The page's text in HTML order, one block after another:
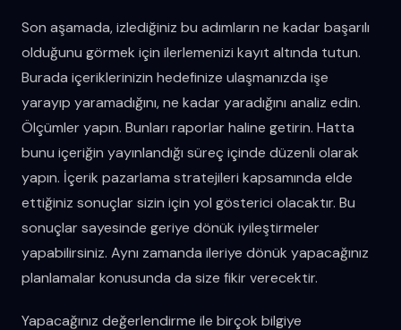
Son aşamada, izlediğiniz bu adımların ne kadar başarılı
olduğunu görmek için ilerlemenizi kayıt altında tutun.
Burada içeriklerinizin hedefinize ulaşmanızda işe
yarayıp yaramadığını, ne kadar yaradığını analiz edin.
Ölçümler yapın. Bunları raporlar haline getirin. Hatta
bunu içeriğin yayınlandığı süreç içinde düzenli olarak
yapın. İçerik pazarlama stratejileri kapsamında elde
ettiğiniz sonuçlar sizin için yol gösterici olacaktır. Bu
sonuçlar sayesinde geriye dönük iyileştirmeler
yapabilirsiniz. Aynı zamanda ileriye dönük yapacağınız
planlamalar konusunda da size fikir verecektir.
Yapacağınız değerlendirme ile birçok bilgiye